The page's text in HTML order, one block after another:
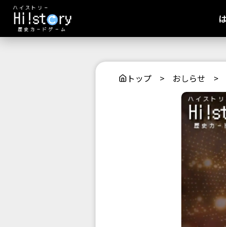
トップ> おしらせ >